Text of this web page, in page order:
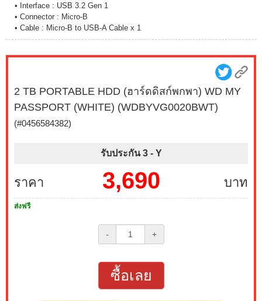
• Interface : USB 3.2 Gen 1
• Connector : Micro-B
• Cable : Micro-B to USB-A Cable x 1
2 TB PORTABLE HDD (ฮาร์ดดิสก์พกพา) WD MY
PASSPORT (WHITE) (WDBYVG0020BWT)
(#0456584382)
รับประกัน 3 - Y
ราคา บาท
3,690
ส่งฟรี
- +
ซื้อเลย